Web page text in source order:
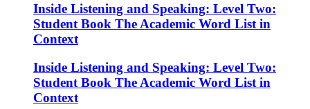
Inside Listening and Speaking: Level Two:
Student Book The Academic Word List in
Context
Inside Listening and Speaking: Level Two:
Student Book The Academic Word List in
Context